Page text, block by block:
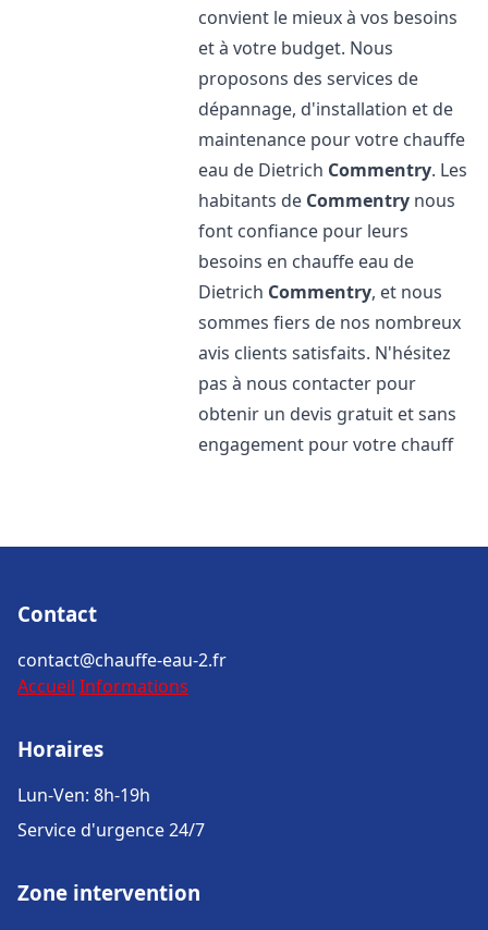
convient le mieux à vos besoins
et à votre budget. Nous
proposons des services de
dépannage, d'installation et de
maintenance pour votre chauffe
eau de Dietrich Commentry. Les
habitants de Commentry nous
font confiance pour leurs
besoins en chauffe eau de
Dietrich Commentry, et nous
sommes fiers de nos nombreux
avis clients satisfaits. N'hésitez
pas à nous contacter pour
obtenir un devis gratuit et sans
engagement pour votre chauff
Contact
contact@chauffe-eau-2.fr
Accueil Informations
Horaires
Lun-Ven: 8h-19h
Service d'urgence 24/7
Zone intervention